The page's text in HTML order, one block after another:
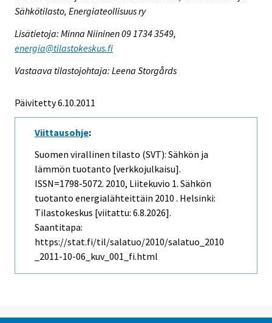
Sähkötilasto, Energiateollisuus ry
Lisätietoja: Minna Niininen 09 1734 3549,
energia@tilastokeskus.fi
Vastaava tilastojohtaja: Leena Storgårds
Päivitetty 6.10.2011
Viittausohje:
Suomen virallinen tilasto (SVT): Sähkön ja
lämmön tuotanto [verkkojulkaisu].
ISSN=1798-5072. 2010, Liitekuvio 1. Sähkön
tuotanto energialähteittäin 2010 . Helsinki:
Tilastokeskus [viitattu: 6.8.2026].
Saantitapa:
https://stat.fi/til/salatuo/2010/salatuo_2010
_2011-10-06_kuv_001_fi.html